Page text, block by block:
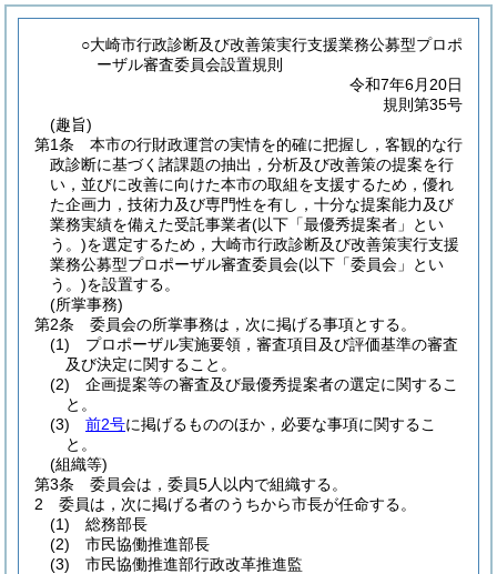
○大崎市行政診断及び改善策実行支援業務公募型プロポ
ーザル審査委員会設置規則
令和7年6月20日
規則第35号
(趣旨)
第1条
本市の行財政運営の実情を的確に把握し，客観的な行
政診断に基づく諸課題の抽出，分析及び改善策の提案を行
い，並びに改善に向けた本市の取組を支援するため，優れ
た企画力，技術力及び専門性を有し，十分な提案能力及び
業務実績を備えた受託事業者(以下「最優秀提案者」とい
う。)を選定するため，大崎市行政診断及び改善策実行支援
業務公募型プロポーザル審査委員会(以下「委員会」とい
う。)を設置する。
(所掌事務)
第2条
委員会の所掌事務は，次に掲げる事項とする。
(1)
プロポーザル実施要領，審査項目及び評価基準の審査
及び決定に関すること。
(2)
企画提案等の審査及び最優秀提案者の選定に関するこ
と。
(3)
前2号に掲げるもののほか，必要な事項に関するこ
と。
(組織等)
第3条
委員会は，委員5人以内で組織する。
2
委員は，次に掲げる者のうちから市長が任命する。
(1)
総務部長
(2)
市民協働推進部長
(3)
市民協働推進部行政改革推進監